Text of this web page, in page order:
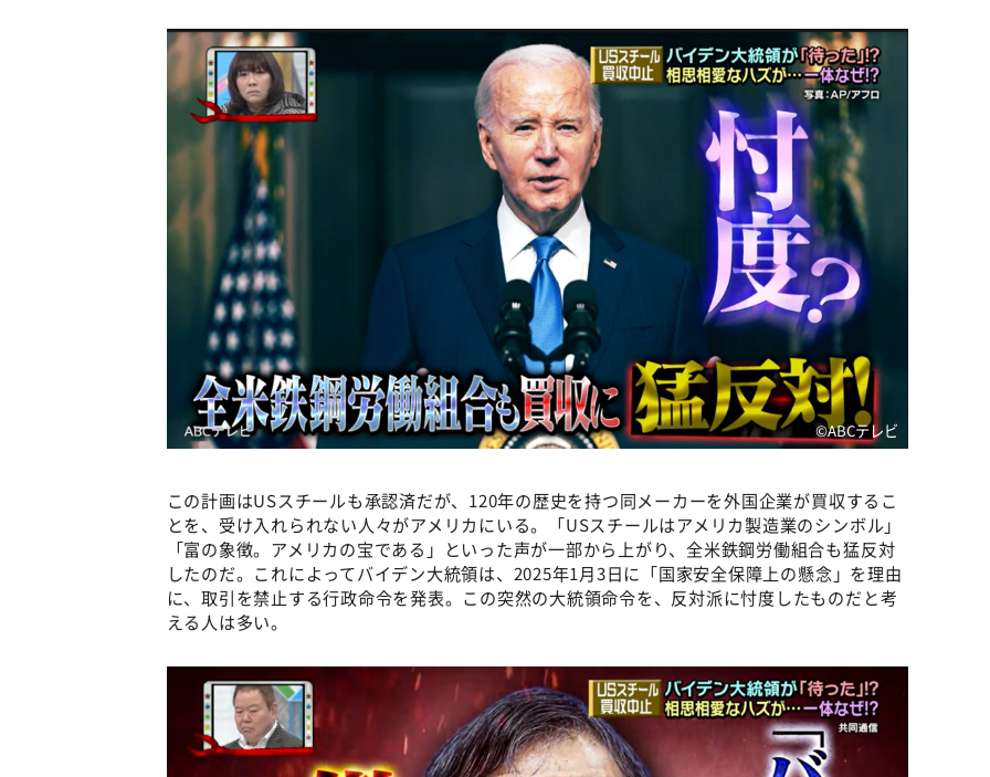
©️ABCテレビ
この計画はUSスチールも承認済だが、120年の歴史を持つ同メーカーを外国企業が買収するこ
とを、受け入れられない人々がアメリカにいる。「USスチールはアメリカ製造業のシンボル」
「富の象徴。アメリカの宝である」といった声が一部から上がり、全米鉄鋼労働組合も猛反対
したのだ。これによってバイデン大統領は、2025年1月3日に「国家安全保障上の懸念」を理由
に、取引を禁止する行政命令を発表。この突然の大統領命令を、反対派に忖度したものだと考
える人は多い。